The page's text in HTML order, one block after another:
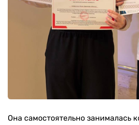
Она самостоятельно занималась